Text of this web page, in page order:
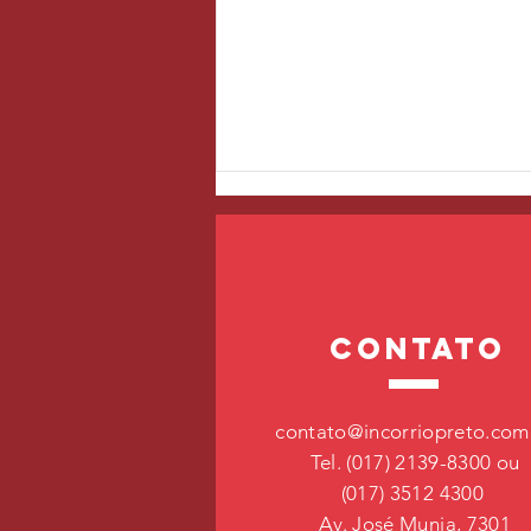
Arritmias cardíacas
contato
Tel. (017) 2139-8300 ou
(017) 3512 4300
Av. José Munia, 7301